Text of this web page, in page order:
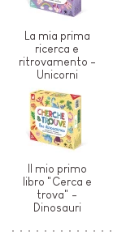
La mia prima
ricerca e
ritrovamento -
Unicorni
Il mio primo
libro "Cerca e
trova" -
Dinosauri